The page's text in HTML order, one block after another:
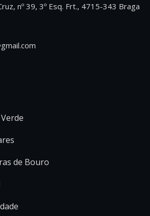
nº 39, 3º Esq. Frt., 4715-343 Braga
de Bouro